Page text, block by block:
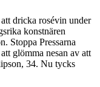
dricka rosévin under
konstnären
Stoppa Pressarna
glömma nesan av att
34. Nu tycks